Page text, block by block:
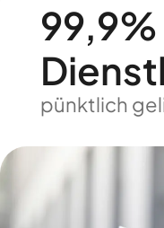
pünktlich